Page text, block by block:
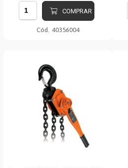
COMPRAR
Cód. 40356004